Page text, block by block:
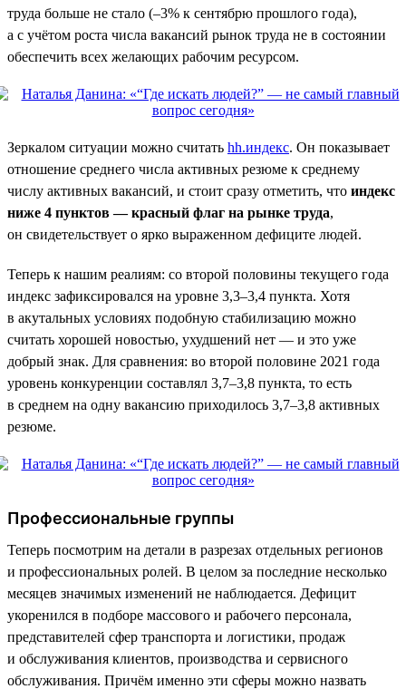
труда больше не стало (–3% к сентябрю прошлого года),
а с учётом роста числа вакансий рынок труда не в состоянии
обеспечить всех желающих рабочим ресурсом.
Зеркалом ситуации можно считать hh.индекс. Он показывает
отношение среднего числа активных резюме к среднему
числу активных вакансий, и стоит сразу отметить, что индекс
ниже 4 пунктов — красный флаг на рынке труда,
он свидетельствует о ярко выраженном дефиците людей.
Теперь к нашим реалиям: со второй половины текущего года
индекс зафиксировался на уровне 3,3–3,4 пункта. Хотя
в акутальных условиях подобную стабилизацию можно
считать хорошей новостью, ухудшений нет — и это уже
добрый знак. Для сравнения: во второй половине 2021 года
уровень конкуренции составлял 3,7–3,8 пункта, то есть
в среднем на одну вакансию приходилось 3,7–3,8 активных
резюме.
Профессиональные группы
Теперь посмотрим на детали в разрезах отдельных регионов
и профессиональных ролей. В целом за последние несколько
месяцев значимых изменений не наблюдается. Дефицит
укоренился в подборе массового и рабочего персонала,
представителей сфер транспорта и логистики, продаж
и обслуживания клиентов, производства и сервисного
обслуживания. Причём именно эти сферы можно назвать